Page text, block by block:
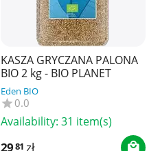
KASZA GRYCZANA PALONA
BIO 2 kg - BIO PLANET
Eden BIO
0.0
Availability: 31 item(s)
2981 zł